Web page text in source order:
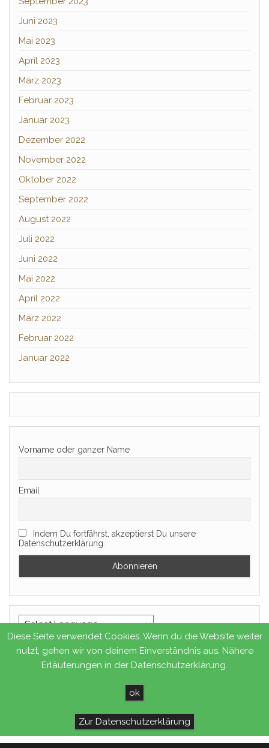
Juni 2023
Mai 2023
April 2023
März 2023
Februar 2023
Januar 2023
Dezember 2022
November 2022
Oktober 2022
September 2022
August 2022
Juli 2022
Juni 2022
Mai 2022
April 2022
März 2022
Februar 2022
Januar 2022
Vorname oder ganzer Name
Email
Indem Du fortfährst, akzeptierst Du unsere
Datenschutzerklärung.
Powered by Translate
Gib deine E-Mail-Adresse ein ...
Diese Seite verwendet Cookies. Wenn du die Website weiter
nutzt, gehen wir von deinem Einverständnis aus. Nähere
Erläuterungen in der Datenschutzerklärung.
ok
Zur Datenschutzerklärung